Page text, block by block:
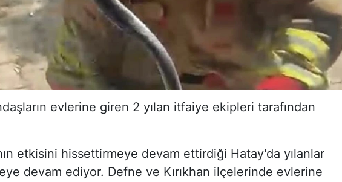
evlerine giren 2 yılan itfaiye ekipleri tarafından
etkisini hissettirmeye devam ettirdiği Hatay'da yılanlar
devam ediyor. Defne ve Kırıkhan ilçelerinde evlerine